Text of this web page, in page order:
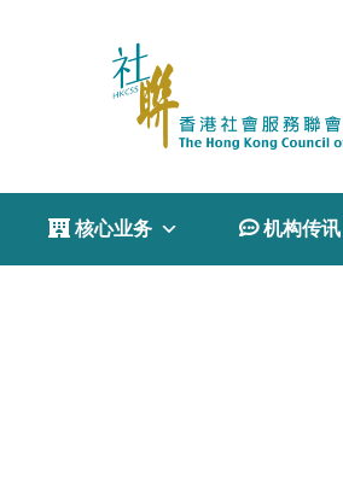
 核心业务  机构传讯